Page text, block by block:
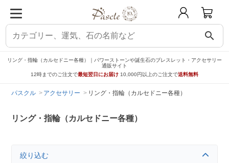
search
リング・指輪（カルセドニー各種）｜パワーストーンや誕生石のブレスレット・アクセサリー
通販サイト
12時までのご注文で最短翌日にお届け 10,000円以上のご注文で送料無料
パスクル アクセサリー リング・指輪（カルセドニー各種）
リング・指輪（カルセドニー各種）
絞り込む